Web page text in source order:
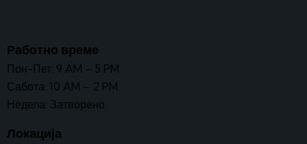
Работно време
Пон-Пет: 9 AM – 5 PM
Сабота: 10 AM – 2 PM
Недела: Затворено
Локација